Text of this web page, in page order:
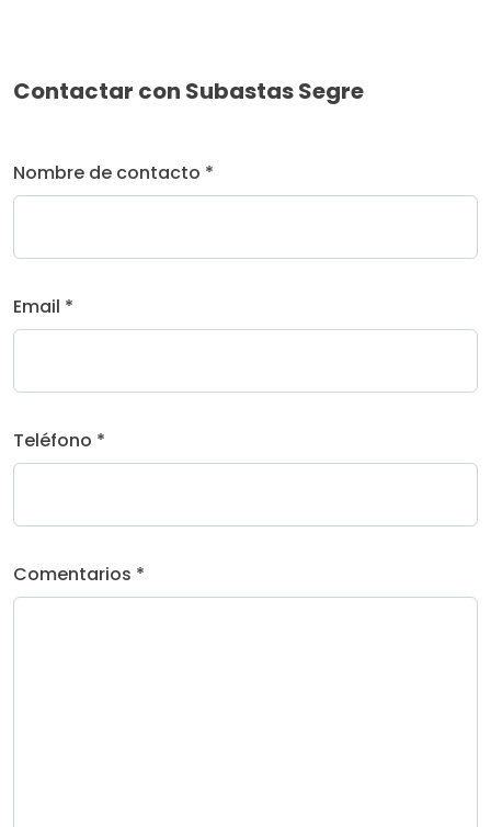
Contactar con Subastas Segre
Nombre de contacto *
Email *
Teléfono *
Comentarios *